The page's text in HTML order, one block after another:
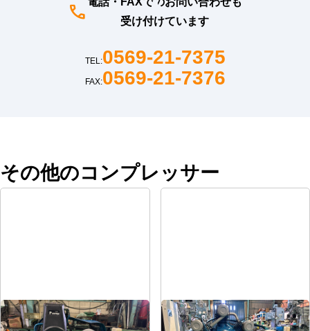
受け付けています
TEL:0569-21-7375
FAX:0569-21-7376
その他のコンプレッサー
コンプレッサー コンプレッサー